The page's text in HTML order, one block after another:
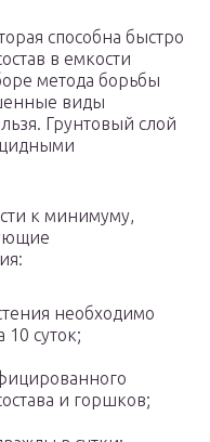
способна быстро
в емкости
метода борьбы
виды
Грунтовый слой
к минимуму,
необходимо
10 суток;
и горшков;